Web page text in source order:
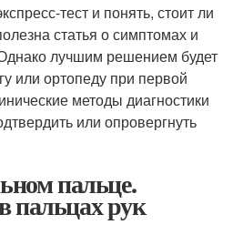
тест и понять, стоит ли
статья о симптомах и
лучшим решением будет
или ортопеду при первой
методы диагностики
или опровергнуть
пальце.
рук